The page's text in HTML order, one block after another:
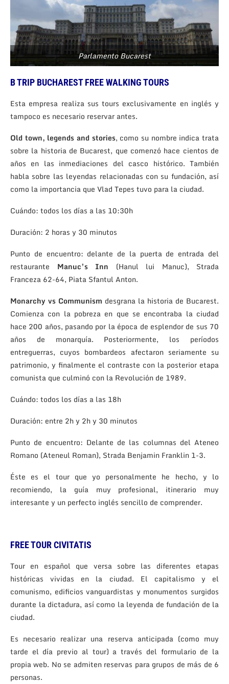
Parlamento Bucarest
B TRIP BUCHAREST FREE WALKING TOURS
Esta empresa realiza sus tours exclusivamente en inglés y
tampoco es necesario reservar antes.
Old town, legends and stories, como su nombre indica trata
sobre la historia de Bucarest, que comenzó hace cientos de
años en las inmediaciones del casco histórico. También
habla sobre las leyendas relacionadas con su fundación, así
como la importancia que Vlad Tepes tuvo para la ciudad.
Cuándo: todos los días a las 10:30h
Duración: 2 horas y 30 minutos
Punto de encuentro: delante de la puerta de entrada del
restaurante Manuc’s Inn (Hanul lui Manuc), Strada
Franceza 62-64, Piata Sfantul Anton.
Monarchy vs Communism desgrana la historia de Bucarest.
Comienza con la pobreza en que se encontraba la ciudad
hace 200 años, pasando por la época de esplendor de sus 70
años de monarquía. Posteriormente, los períodos
entreguerras, cuyos bombardeos afectaron seriamente su
patrimonio, y finalmente el contraste con la posterior etapa
comunista que culminó con la Revolución de 1989.
Cuándo: todos los días a las 18h
Duración: entre 2h y 2h y 30 minutos
Punto de encuentro: Delante de las columnas del Ateneo
Romano (Ateneul Roman), Strada Benjamin Franklin 1-3.
Éste es el tour que yo personalmente he hecho, y lo
recomiendo, la guía muy profesional, itinerario muy
interesante y un perfecto inglés sencillo de comprender.
FREE TOUR CIVITATIS
Tour en español que versa sobre las diferentes etapas
históricas vividas en la ciudad. El capitalismo y el
comunismo, edificios vanguardistas y monumentos surgidos
durante la dictadura, así como la leyenda de fundación de la
ciudad.
Es necesario realizar una reserva anticipada (como muy
tarde el día previo al tour) a través del formulario de la
propia web. No se admiten reservas para grupos de más de 6
personas.